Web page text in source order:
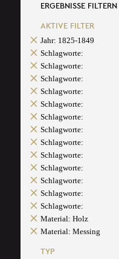
ERGEBNISSE FILTERN
AKTIVE FILTER
Jahr: 1825-1849
Schlagworte:
Schlagworte:
Schlagworte:
Schlagworte:
Schlagworte:
Schlagworte:
Schlagworte:
Schlagworte:
Schlagworte:
Schlagworte:
Schlagworte:
Schlagworte:
Schlagworte:
Material: Holz
Material: Messing
TYP